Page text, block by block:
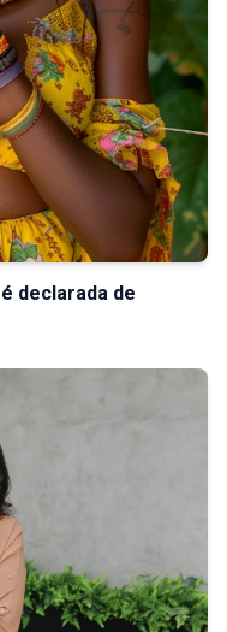
declarada de